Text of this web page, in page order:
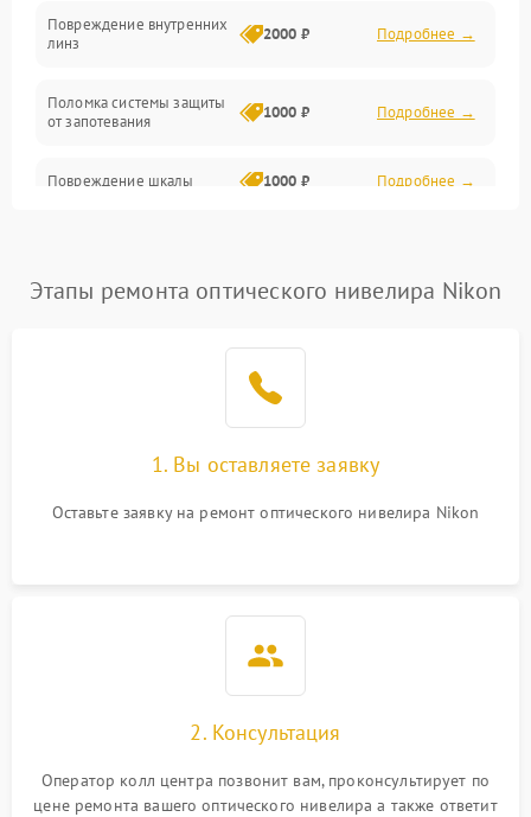
Повреждение внутренних
линз
2000 ₽ Подробнее →
Поломка системы защиты
от запотевания
1000 ₽ Подробнее →
Повреждение шкалы 1000 ₽ Подробнее →
Запотевание линз 3000 ₽ Подробнее →
Искажение изображения 2000 ₽
Этапы ремонта оптического нивелира Nikon
1. Вы оставляете заявку
Оставьте заявку на ремонт оптического нивелира Nikon
2. Консультация
Оператор колл центра позвонит вам, проконсультирует по
цене ремонта вашего оптического нивелира а также ответит